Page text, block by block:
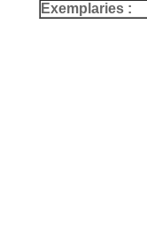
Exemplaries :